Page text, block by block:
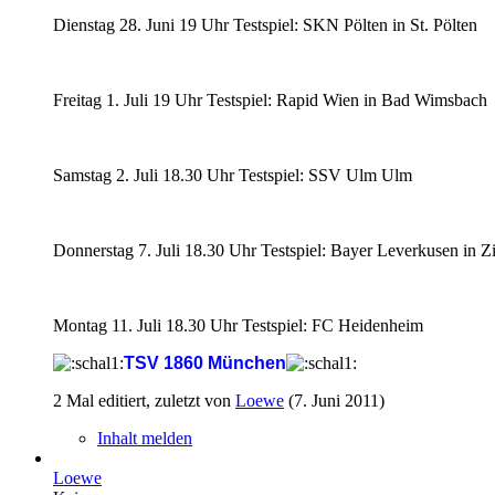
Dienstag 28. Juni 19 Uhr Testspiel: SKN Pölten in St. Pölten
Freitag 1. Juli 19 Uhr Testspiel: Rapid Wien in Bad Wimsbach
Samstag 2. Juli 18.30 Uhr Testspiel: SSV Ulm Ulm
Donnerstag 7. Juli 18.30 Uhr Testspiel: Bayer Leverkusen in
Montag 11. Juli 18.30 Uhr Testspiel: FC Heidenheim
TSV 1860 München
2 Mal editiert, zuletzt von Loewe (7. Juni 2011)
Inhalt melden
Loewe